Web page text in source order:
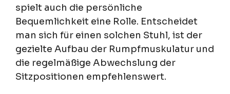
spielt auch die persönliche
Bequemlichkeit eine Rolle. Entscheidet
man sich für einen solchen Stuhl, ist der
gezielte Aufbau der Rumpfmuskulatur und
die regelmäßige Abwechslung der
Sitzpositionen empfehlenswert.